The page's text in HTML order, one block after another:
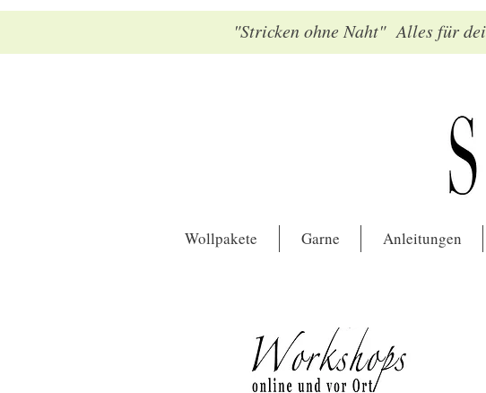
"Stricken ohne Naht" Alles für
Wollpakete Garne Anleitungen